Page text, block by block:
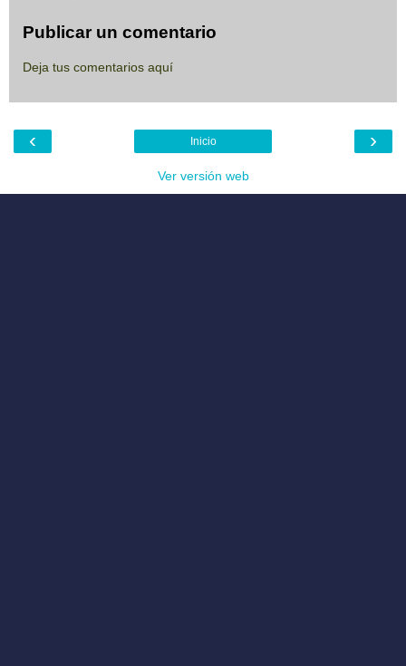
Publicar un comentario
Deja tus comentarios aquí
‹ ›
Inicio
Ver versión web